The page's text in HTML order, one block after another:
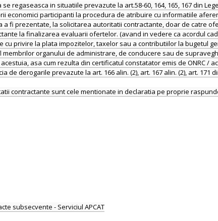
regaseasca in situatiile prevazute la art.58-60, 164, 165, 167 din
economici participanti la procedura de atribuire cu informatiile
fi prezentate, la solicitarea autoritatii contractante, doar de catre
la finalizarea evaluarii ofertelor. (avand in vedere ca acordul
privire la plata impozitelor, taxelor sau a contributiilor la bugetul
organului de administrare, de conducere sau de
asa cum rezulta din certificatul constatator emis de ONRC /
derogarile prevazute la art. 166 alin. (2), art. 167 alin. (2), art. 171
contractante sunt cele mentionate in declaratia pe proprie
subsecvente - Serviciul APCAT